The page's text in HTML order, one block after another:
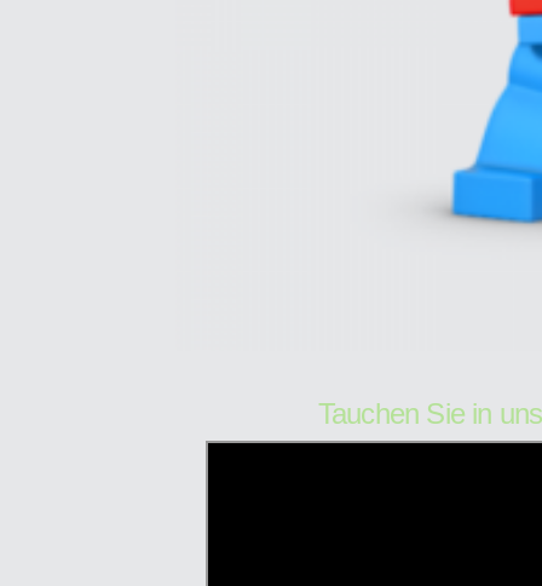
Tauchen Sie in